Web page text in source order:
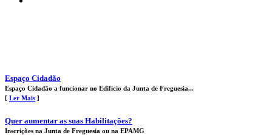
Espaço Cidadão
Espaço Cidadão a funcionar no Edificio da Junta de Freguesia...
[ Ler Mais ]
Quer aumentar as suas Habilitações?
Inscrições na Junta de Freguesia ou na EPAMG